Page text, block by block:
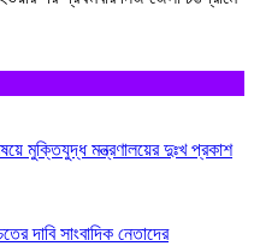
মুক্তিযুদ্ধ মন্ত্রণালয়ের দুঃখ প্রকাশ
দাবি সাংবাদিক নেতাদের